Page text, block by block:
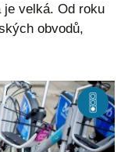
je velká. Od roku
obvodů,